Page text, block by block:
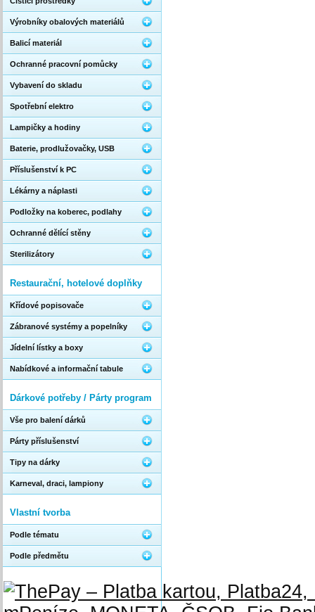
Výrobníky obalových materiálů
Balicí materiál
Ochranné pracovní pomůcky
Vybavení do skladu
Spotřební elektro
Lampičky a hodiny
Baterie, prodlužovačky, USB
Příslušenství k PC
Lékárny a náplasti
Podložky na koberec, podlahy
Ochranné dělící stěny
Sterilizátory
Restaurační, hotelové doplňky
Křídové popisovače
Zábranové systémy a popelníky
Jídelní lístky a boxy
Nabídkové a informační tabule
Dárkové potřeby / Párty program
Vše pro balení dárků
Párty příslušenství
Tipy na dárky
Karneval, draci, lampiony
Vlastní tvorba
Podle tématu
Podle předmětu